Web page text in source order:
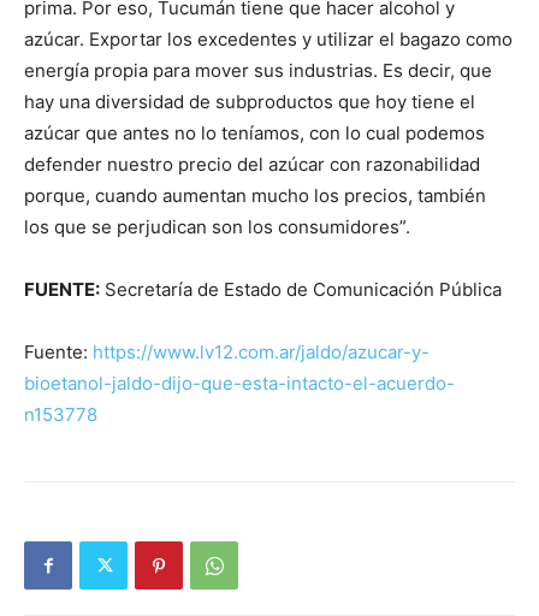
prima. Por eso, Tucumán tiene que hacer alcohol y
azúcar. Exportar los excedentes y utilizar el bagazo como
energía propia para mover sus industrias. Es decir, que
hay una diversidad de subproductos que hoy tiene el
azúcar que antes no lo teníamos, con lo cual podemos
defender nuestro precio del azúcar con razonabilidad
porque, cuando aumentan mucho los precios, también
los que se perjudican son los consumidores”.
FUENTE: Secretaría de Estado de Comunicación Pública
Fuente: https://www.lv12.com.ar/jaldo/azucar-y-
bioetanol-jaldo-dijo-que-esta-intacto-el-acuerdo-
n153778